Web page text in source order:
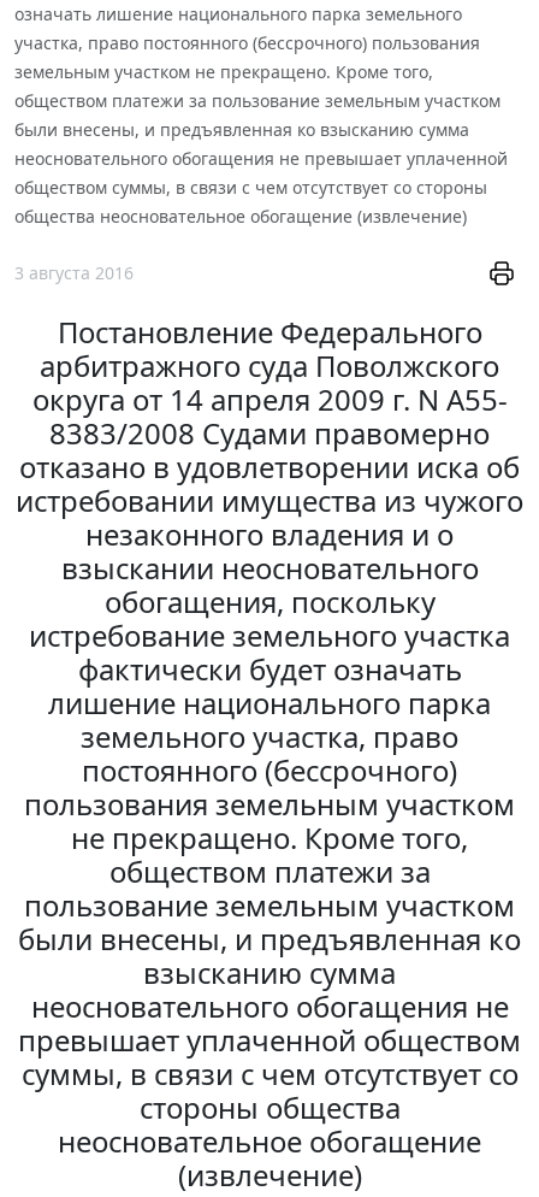
означать лишение национального парка земельного
участка, право постоянного (бессрочного) пользования
земельным участком не прекращено. Кроме того,
обществом платежи за пользование земельным участком
были внесены, и предъявленная ко взысканию сумма
неосновательного обогащения не превышает уплаченной
обществом суммы, в связи с чем отсутствует со стороны
общества неосновательное обогащение (извлечение)
3 августа 2016
Постановление Федерального
арбитражного суда Поволжского
округа от 14 апреля 2009 г. N А55-
8383/2008 Судами правомерно
отказано в удовлетворении иска об
истребовании имущества из чужого
незаконного владения и о
взыскании неосновательного
обогащения, поскольку
истребование земельного участка
фактически будет означать
лишение национального парка
земельного участка, право
постоянного (бессрочного)
пользования земельным участком
не прекращено. Кроме того,
обществом платежи за
пользование земельным участком
были внесены, и предъявленная ко
взысканию сумма
неосновательного обогащения не
превышает уплаченной обществом
суммы, в связи с чем отсутствует со
стороны общества
неосновательное обогащение
(извлечение)